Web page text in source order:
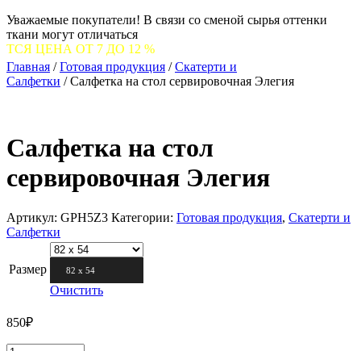
Уважаемые покупатели! В связи со сменой сырья оттенки
ткани могут отличаться
7 ДО 12 %
Главная /Готовая продукция /Скатерти и
Салфетки /Салфетка на стол сервировочная Элегия
Салфетка на стол
сервировочная Элегия
Артикул: GPH5Z3 Категории: Готовая продукция, Скатерти и
Салфетки
Размер 82 х 54
Очистить
850₽